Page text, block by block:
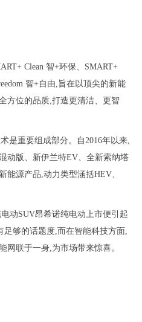
Clean 智+环保、SMART+
智+自由,旨在以顶尖的新能
方位的品质,打造更清洁、更智
是重要组成部分。自2016年以来,
动版、新伊兰特EV、全新索纳塔
能源产品,动力类型涵括HEV、
动SUV昂希诺纯电动上市便引起
足够的话题度,而在智能科技方面,
网联于一身,为市场带来惊喜。